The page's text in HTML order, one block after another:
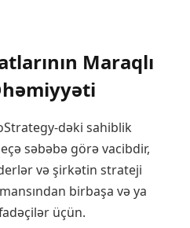
Maraqlı
dəki sahiblik
səbəbə görə vacibdir,
və şirkətin strateji
birbaşa və ya
üçün.